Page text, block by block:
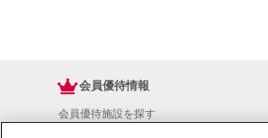
会員優待情報
会員優待施設を探す